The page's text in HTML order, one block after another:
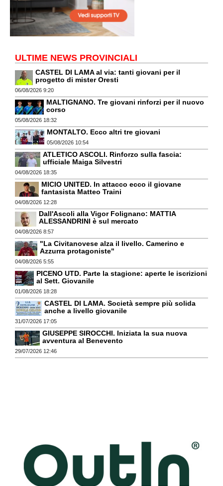
ULTIME NEWS PROVINCIALI
CASTEL DI LAMA al via: tanti giovani per il
progetto di mister Oresti
06/08/2026 9:20
MALTIGNANO. Tre giovani rinforzi per il nuovo
corso
05/08/2026 18:32
MONTALTO. Ecco altri tre giovani
05/08/2026 10:54
ATLETICO ASCOLI. Rinforzo sulla fascia:
ufficiale Maiga Silvestri
04/08/2026 18:35
MICIO UNITED. In attacco ecco il giovane
fantasista Matteo Traini
04/08/2026 12:28
Dall'Ascoli alla Vigor Folignano: MATTIA
ALESSANDRINI è sul mercato
04/08/2026 8:57
"La Civitanovese alza il livello. Camerino e
Azzurra protagoniste"
04/08/2026 5:55
PICENO UTD. Parte la stagione: aperte le iscrizioni
al Sett. Giovanile
01/08/2026 18:28
CASTEL DI LAMA. Società sempre più solida
anche a livello giovanile
31/07/2026 17:05
GIUSEPPE SIROCCHI. Iniziata la sua nuova
avventura al Benevento
29/07/2026 12:46